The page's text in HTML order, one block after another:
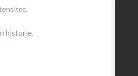
historie.